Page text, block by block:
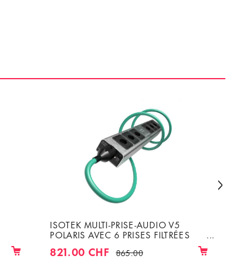
ISOTEK MULTI-PRISE-AUDIO V5
POLARIS AVEC 6 PRISES FILTRÉES
CÂBLE INITIUM DE 1M50 PRISES
821.00 CHF 865.00